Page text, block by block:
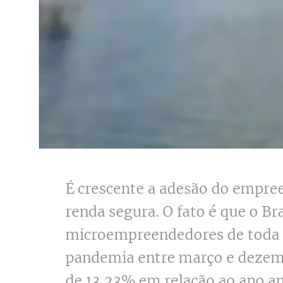
É crescente a adesão do
renda segura. O fato é que o
microempreendedores de
pandemia entre março e